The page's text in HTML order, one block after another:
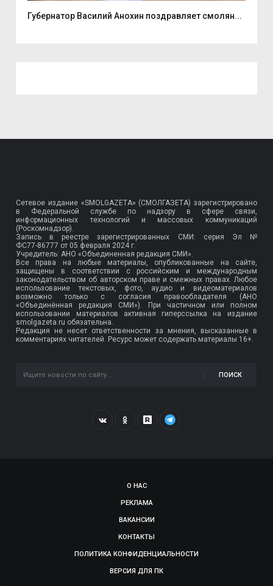
Губернатор Василий Анохин поздравляет смолян...
Сетевое издание «SMOLGAZETA» (СМОЛГАЗЕТА) зарегистрировано
в Федеральной службе по надзору в сфере связи,
информационных технологий и массовых коммуникаций
(Роскомнадзор).
Запись в реестре зарегистрированных СМИ: серия Эл №
ФС77-86777 от 05 февраля 2024 г.
Учредитель: АНО «Объединенная редакция СМИ».
Все права на любые материалы, опубликованные на сайте,
защищены в соответствии с российским и международным
законодательством об авторском праве и смежных правах. Любое
использование текстовых, фото, аудио и видеоматериалов
возможно только с согласия правообладателя (АНО
«Объединённая редакция СМИ»). При частичном или полном
использовании материалов активная гиперссылка на издание
smolgazeta.ru обязательна.
Редакция не несет ответственности за мнения, высказанные в
комментариях читателей. Ресурс может содержать материалы 16+.
ПОИСК
О НАС
РЕКЛАМА
ВАКАНСИИ
КОНТАКТЫ
ПОЛИТИКА КОНФИДЕНЦИАЛЬНОСТИ
ВЕРСИЯ ДЛЯ ПК